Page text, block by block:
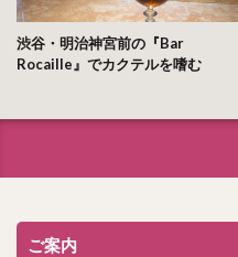
渋谷・明治神宮前の『Bar
Rocaille』でカクテルを嗜む
ご案内